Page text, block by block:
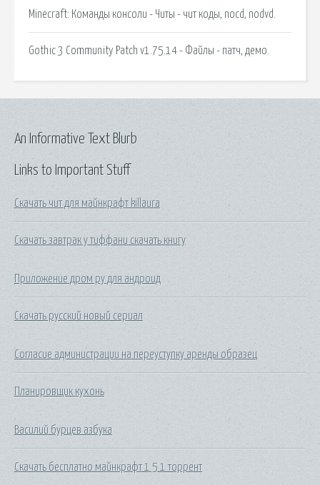
Minecraft: Команды консоли - Читы - чит коды, nocd, nodvd.
Gothic 3 Community Patch v1.75.14 - Файлы - патч, демо.
Links to Important Stuff
Скачать чит для майнкрафт killaura
Скачать завтрак у тиффани скачать книгу
Приложение дром ру для андроид
Скачать русский новый сериал
Согласие администрации на переуступку аренды образец
Планировщик кухонь
Василий бурцев азбука
Скачать бесплатно майнкрафт 1 5 1 торрент
An Informative Text Blurb